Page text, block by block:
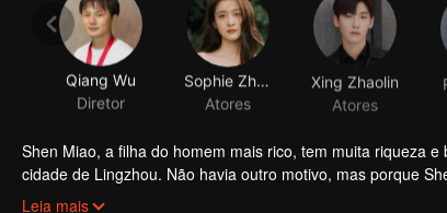
Qiang Wu
Diretor
Atores
Xing Zhaolin
Atores
Shen Miao, a filha do homem mais rico, tem muita riqueza
cidade de Lingzhou. Não havia outro motivo, mas porque
Pei Yanzhen, um estudioso que foi o primeiro a se casar
Leia mais